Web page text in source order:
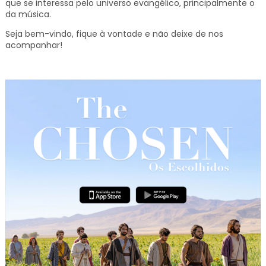
que se interessa pelo universo evangélico, principalmente o
da música.
Seja bem-vindo, fique à vontade e não deixe de nos
acompanhar!